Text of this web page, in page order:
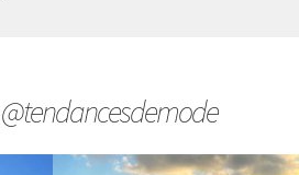
@tendancesdemode